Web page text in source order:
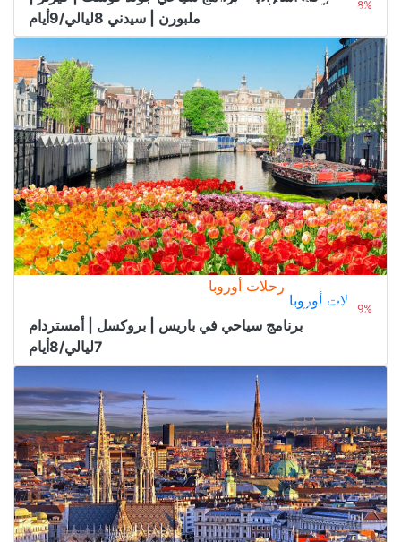
8%
من 8.000﷼
ملبورن | سيدني 8ليالي/9أيام
9%
رحلات أوروبا
من
4.800﷼
رحلات أوروبا
برنامج سياحي في باريس | بروكسل | أمستردام
7ليالي/8أيام